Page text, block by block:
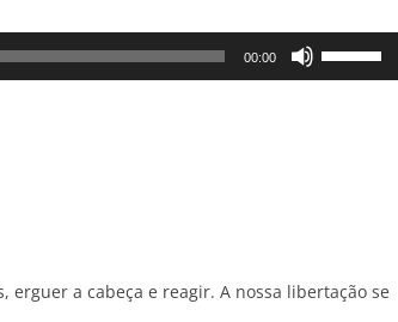
00:00
Use
as
baixo
erguer a cabeça e reagir. A nossa libertação se